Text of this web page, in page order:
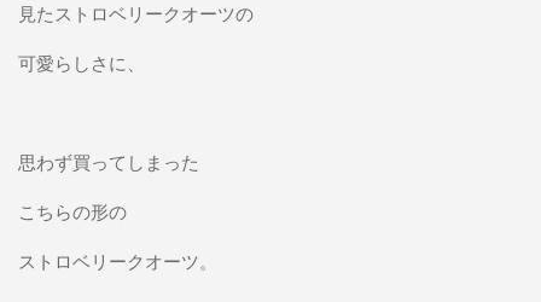
見たストロベリークオーツの
可愛らしさに、
思わず買ってしまった
こちらの形の
ストロベリークオーツ。